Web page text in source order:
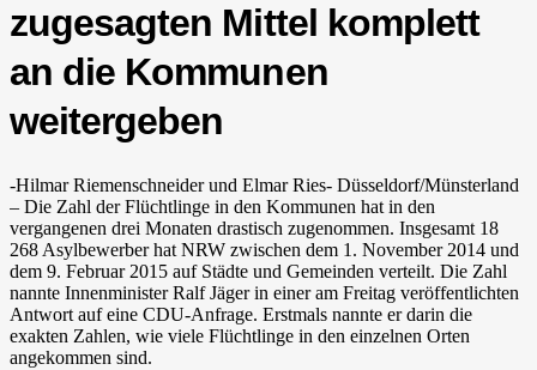
zugesagten Mittel komplett
an die Kommunen
weitergeben
-Hilmar Riemenschneider und Elmar Ries- Düsseldorf/Münsterland
– Die Zahl der Flüchtlinge in den Kommunen hat in den
vergangenen drei Monaten dras­tisch zugenommen. Insgesamt 18
268 Asylbewerber hat NRW zwischen dem 1. November 2014 und
dem 9. Februar 2015 auf Städte und Gemeinden verteilt. Die Zahl
nannte Innenminister Ralf Jäger in einer am Freitag veröffentlichten
Antwort auf eine CDU-Anfrage. Erstmals nannte er darin die
exakten Zahlen, wie viele Flüchtlinge in den einzelnen Orten
angekommen sind.